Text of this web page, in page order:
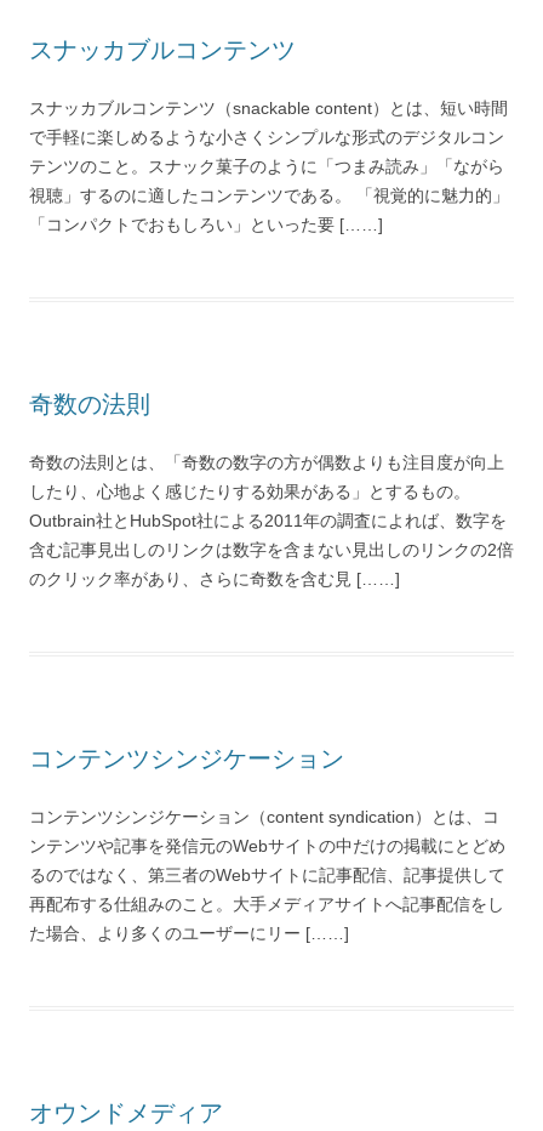
スナッカブルコンテンツ
スナッカブルコンテンツ（snackable content）とは、短い時間
で手軽に楽しめるような小さくシンプルな形式のデジタルコン
テンツのこと。スナック菓子のように「つまみ読み」「ながら
視聴」するのに適したコンテンツである。 「視覚的に魅力的」
「コンパクトでおもしろい」といった要 [……]
奇数の法則
奇数の法則とは、「奇数の数字の方が偶数よりも注目度が向上
したり、心地よく感じたりする効果がある」とするもの。
Outbrain社とHubSpot社による2011年の調査によれば、数字を
含む記事見出しのリンクは数字を含まない見出しのリンクの2倍
のクリック率があり、さらに奇数を含む見 [……]
コンテンツシンジケーション
コンテンツシンジケーション（content syndication）とは、コ
ンテンツや記事を発信元のWebサイトの中だけの掲載にとどめ
るのではなく、第三者のWebサイトに記事配信、記事提供して
再配布する仕組みのこと。大手メディアサイトへ記事配信をし
た場合、より多くのユーザーにリー [……]
オウンドメディア